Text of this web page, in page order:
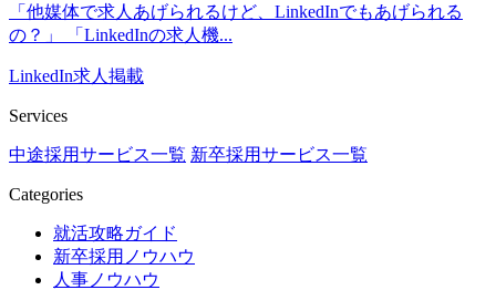
「他媒体で求人あげられるけど、LinkedInでもあげられる
の？」 「LinkedInの求人機...
LinkedIn求人掲載
Services
中途採用サービス一覧 新卒採用サービス一覧
Categories
就活攻略ガイド
新卒採用ノウハウ
人事ノウハウ